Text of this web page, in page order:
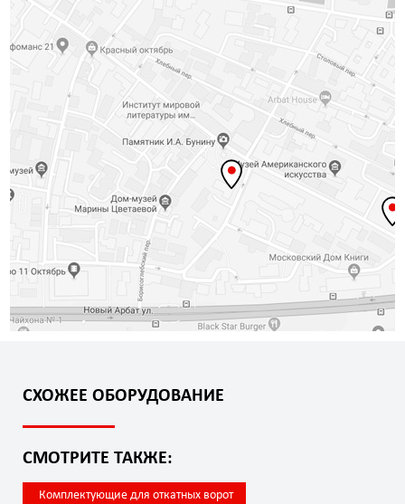
СХОЖЕЕ ОБОРУДОВАНИЕ
СМОТРИТЕ ТАКЖЕ:
Комплектующие для откатных ворот